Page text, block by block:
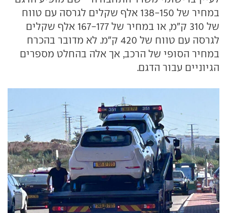
במחיר של 138-150 אלף שקלים לגרסה עם טווח
של 310 ק"מ, או במחיר של 167-177 אלף שקלים
לגרסה עם טווח של 420 ק"מ. לא מדובר בהכרח
במחיר הסופי של הרכב, אך אלה בהחלט מספרים
הגיוניים עבור הדגם.